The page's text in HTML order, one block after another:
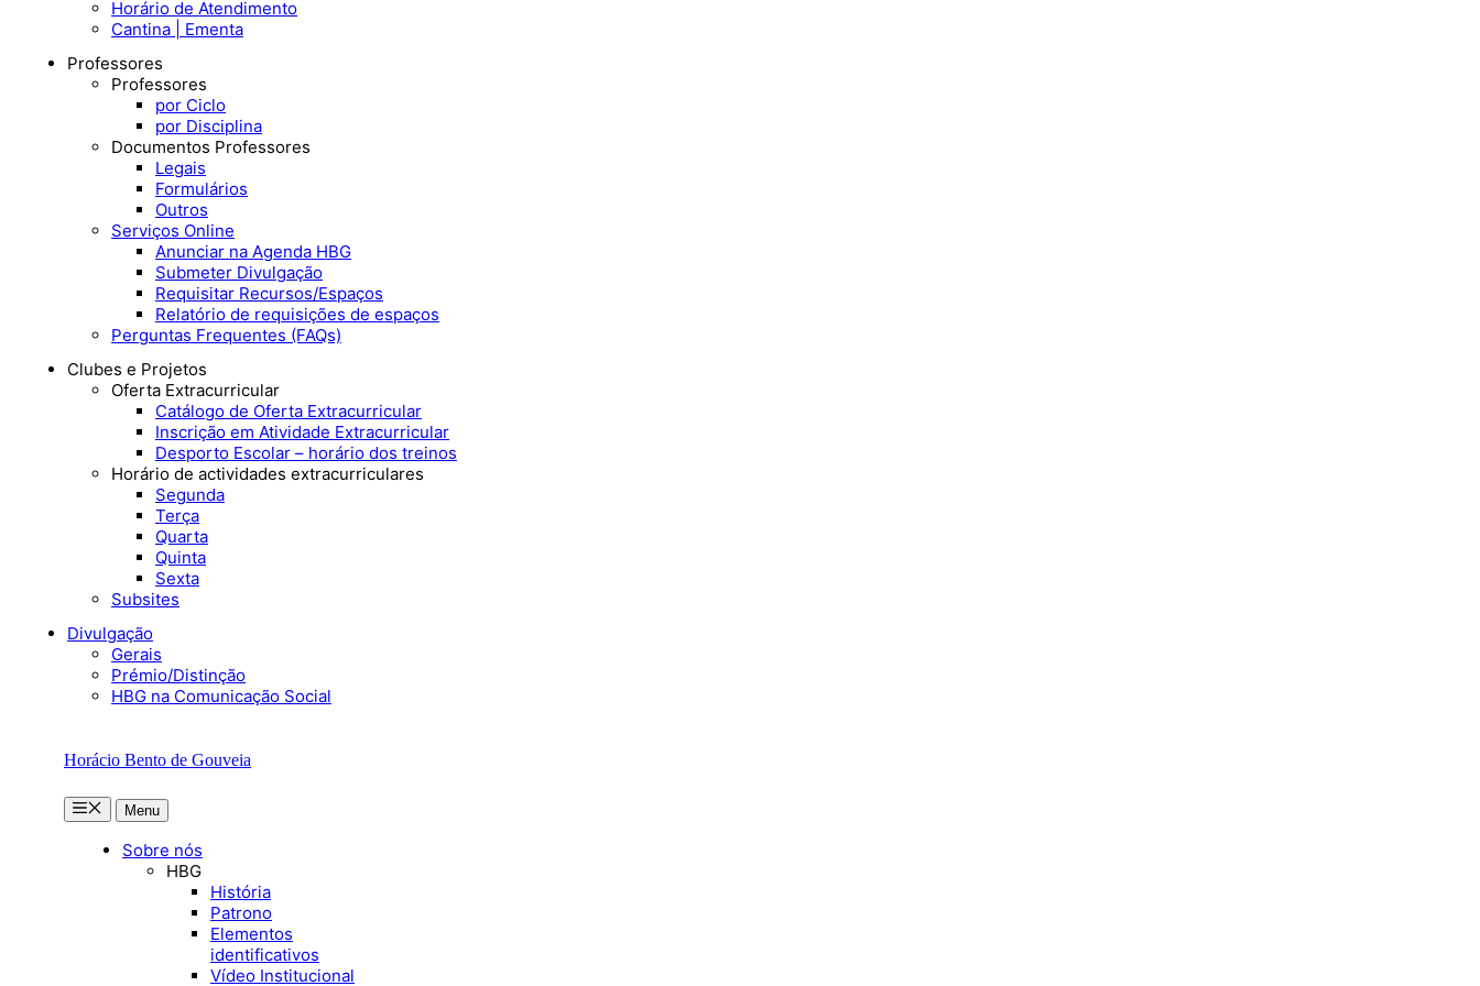
Horário de Atendimento
Cantina | Ementa
Professores
Professores
por Ciclo
por Disciplina
Documentos Professores
Legais
Formulários
Outros
Serviços Online
Anunciar na Agenda HBG
Submeter Divulgação
Requisitar Recursos/Espaços
Relatório de requisições de espaços
Perguntas Frequentes (FAQs)
Clubes e Projetos
Oferta Extracurricular
Catálogo de Oferta Extracurricular
Inscrição em Atividade Extracurricular
Desporto Escolar – horário dos treinos
Horário de actividades extracurriculares
Segunda
Terça
Quarta
Quinta
Sexta
Subsites
Divulgação
Gerais
Prémio/Distinção
HBG na Comunicação Social
Horácio Bento de Gouveia
MenuMenu
Sobre nós
HBG
História
Patrono
Elementos
identificativos
Vídeo Institucional